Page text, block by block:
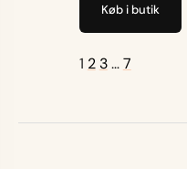
Køb i butik
1 2 3 … 7